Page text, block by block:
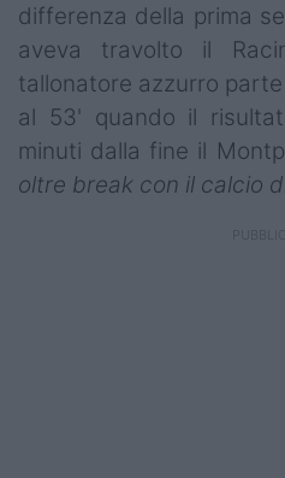
Serie A
Serie B
Serie C
Femminile
differenza della prima
aveva travolto il
tallonatore azzurro
al 53' quando il
minuti dalla fine il
oltre break con il calcio